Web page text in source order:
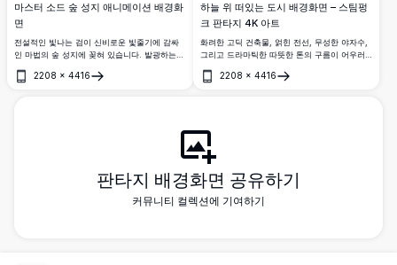
마스터 소드 숲 성지 애니메이션 배경화
면
전설적인 빛나는 검이 신비로운 빛줄기에 감싸
인 마법의 숲 성지에 꽂혀 있습니다. 발광하는
이를 떠다니며 숨막히는 판타지 분위기를 자아
2208 × 4416
열기
하늘 위 떠있는 도시 배경화면 – 스팀펑
크 판타지 4K 아트
화려한 고딕 건축물, 얽힌 전선, 무성한 야자수,
그리고 드라마틱한 따뜻한 톤의 구름이 어우러
타지 아트워크로, 신비롭고 몽환적인 공중 도시
2208 × 4416
열기
판타지 배경화면 공유하기
커뮤니티 컬렉션에 기여하기